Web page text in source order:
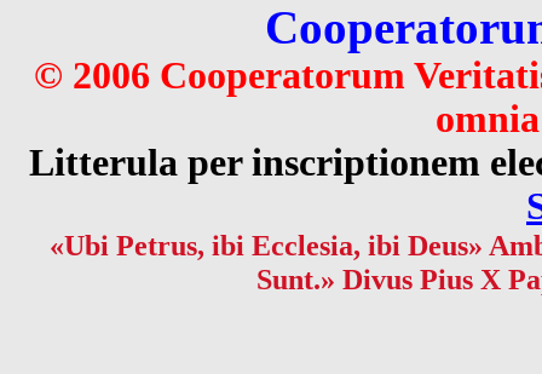
© 2006 Cooperatorum
Litterula per inscriptionem
«Ubi Petrus, ibi Ecclesia, ibi Deus»
Sunt.» Divus Pius X